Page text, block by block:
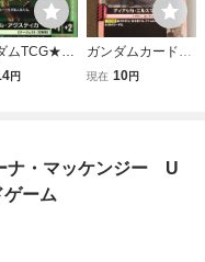
ムTCG★E
ャル・ア
円
ガンダムカードゲ
ーム ディアッカ・
９枚）
現在 10円
ナ・マッケンジー U
ーム